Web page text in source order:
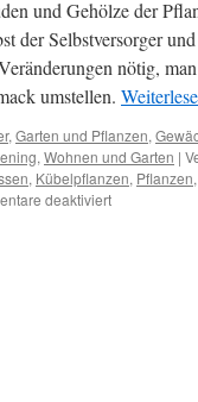
und Gehölze der
der Selbstversorger
nötig,
umstellen.
, Garten und Pflanzen,
, Wohnen und Garten |
, Kübelpflanzen, Pflanzen,
deaktiviert